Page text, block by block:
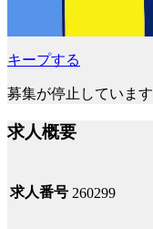
キープする
募集が停止しています
求人概要
求人番号 260299